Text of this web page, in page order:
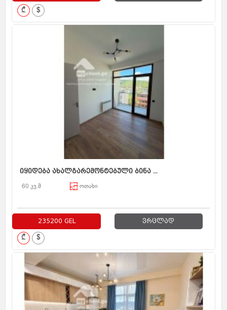
₾ $
იყიდება ახალგარემონტებული ბინა ...
60 კვ.მ ოთახი
235200 GEL ვრცლად
₾ $